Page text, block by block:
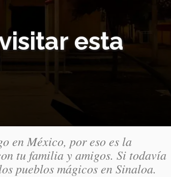
esta
en México, por eso es la
tu familia y amigos. Si todavía
pueblos mágicos en Sinaloa.